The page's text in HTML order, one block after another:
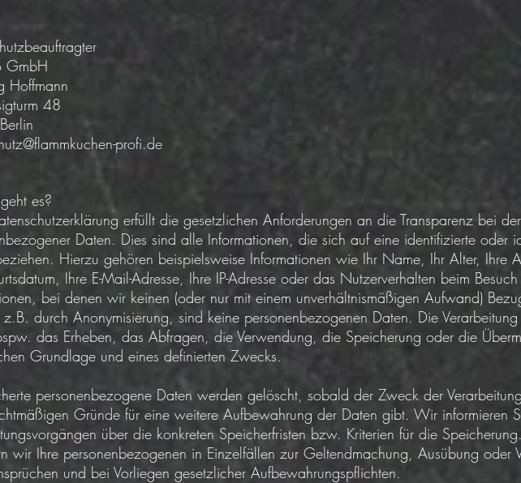
GmbH
Hoffmann
48
profi.de
es?
erfüllt die gesetzlichen Anforderungen an die Transparenz bei
Daten. Dies sind alle Informationen, die sich auf eine identifizierte oder
Hierzu gehören beispielsweise Informationen wie Ihr Name, Ihr Alter, Ihre
Ihre E-Mail-Adresse, Ihre IP-Adresse oder das Nutzerverhalten beim
bei denen wir keinen (oder nur mit einem unverhältnismäßigen Aufwand)
durch Anonymisierung, sind keine personenbezogenen Daten. Die
das Erheben, das Abfragen, die Verwendung, die Speicherung oder die
Grundlage und eines definierten Zwecks.
personenbezogene Daten werden gelöscht, sobald der Zweck der
Gründe für eine weitere Aufbewahrung der Daten gibt. Wir informieren
über die konkreten Speicherfristen bzw. Kriterien für die
wir Ihre personenbezogenen in Einzelfällen zur Geltendmachung, Ausübung oder
und bei Vorliegen gesetzlicher Aufbewahrungspflichten.